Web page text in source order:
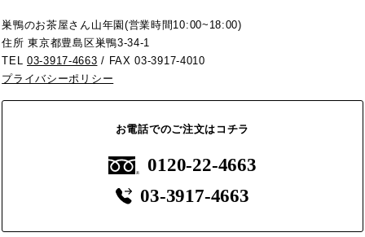
巣鴨のお茶屋さん山年園(営業時間10:00~18:00)
住所 東京都豊島区巣鴨3-34-1
TEL03-3917-4663 / FAX 03-3917-4010
プライバシーポリシー
お電話でのご注文はコチラ
0120-22-4663
03-3917-4663